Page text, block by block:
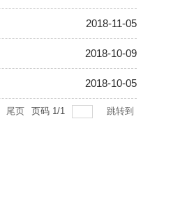
2018-11-05
2018-10-09
2018-10-05
尾页 页码 1/1 跳转到